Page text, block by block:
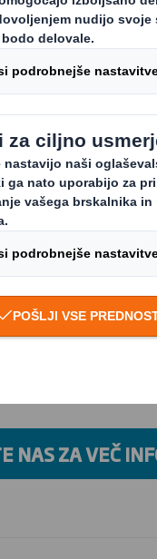
izkušnja
konkurenčno
in
Poleg
več fizičnih
le ovoj. Lahko
vas loči od
poudari trenutek
sreča vaš
izkušnjo,
NAS ZA VEČ